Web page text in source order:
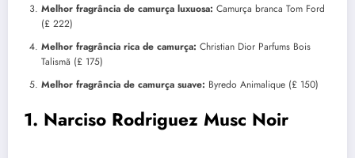
Melhor fragrância de camurça luxuosa: Camurça branca Tom Ford
(£ 222)
Melhor fragrância rica de camurça: Christian Dior Parfums Bois
Talismã (£ 175)
Melhor fragrância de camurça suave: Byredo Animalique (£ 150)
1. Narciso Rodriguez Musc Noir